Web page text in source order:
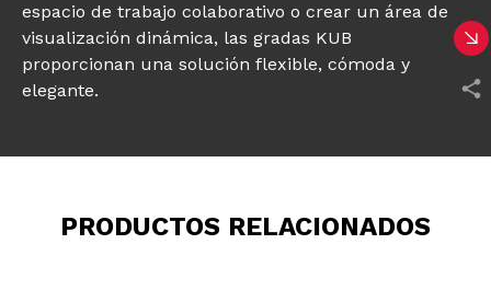
espacio de trabajo colaborativo o crear un área de
visualización dinámica, las gradas KUB
proporcionan una solución flexible, cómoda y
elegante.
PRODUCTOS RELACIONADOS